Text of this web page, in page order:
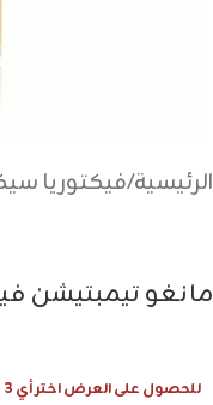
الرئيسية/فيكتوريا
مانغو تيمبتيشن
للحصول على العرض اختر أي 3 عطور وسيتم احتساب 1 عطر مجانا